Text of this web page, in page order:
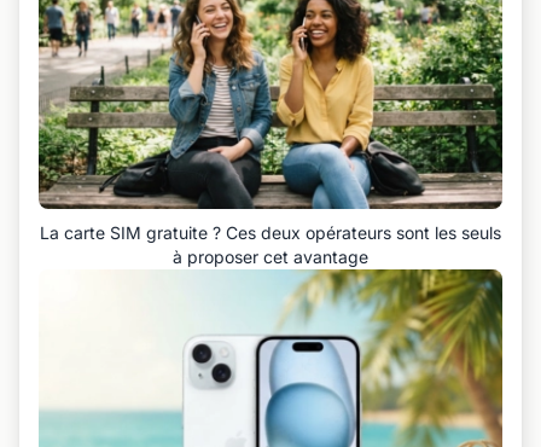
La carte SIM gratuite ? Ces deux opérateurs sont les seuls
à proposer cet avantage